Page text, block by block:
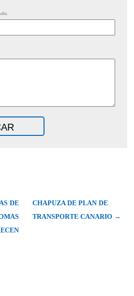
DE
CHAPUZA DE PLAN DE
TRANSPORTE CANARIO →